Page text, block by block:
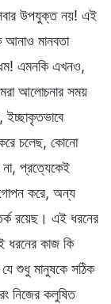
উপযুক্ত নয়! এই
আনাও মানবতা
এমনকি এখনও,
আলোচনার সময়
চলেছ, কোনো
প্রত্যেকেই
করে, অন্য
রয়েছ। এই ধরনের
ধরনের কাজ কি
শুধু মানুষকে সঠিক
নিজের কলুষিত